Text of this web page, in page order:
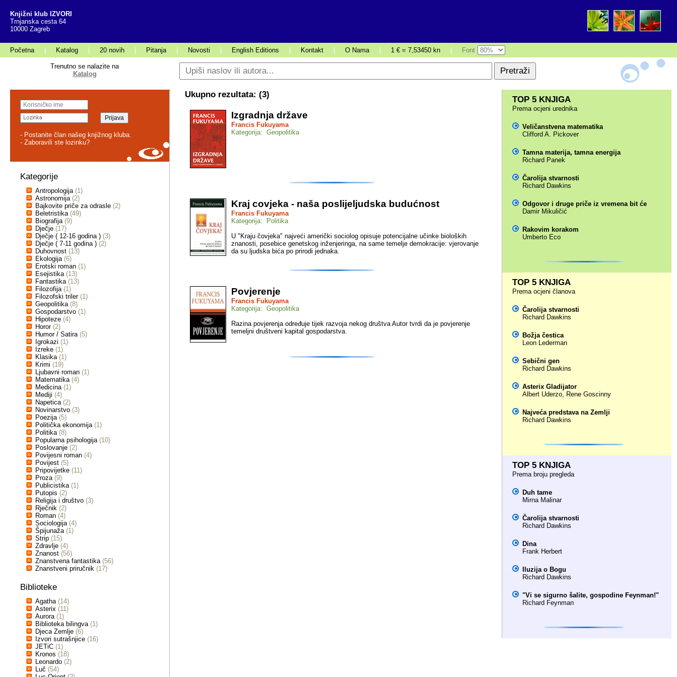
Knjižni klub IZVORI
Trnjanska cesta 64
10000 Zagreb
Početna Katalog 20 novih Pitanja Novosti English Editions Kontakt O Nama 1 € = 7,53450 kn Font
Trenutno se nalazite na
Katalog
- Postanite član našeg knjižnog kluba.
- Zaboravili ste lozinku?
Kategorije
Antropologija (1)
Astronomija (2)
Bajkovite priče za odrasle (2)
Beletristika (49)
Biografija (9)
Dječje (17)
Dječje ( 12-16 godina ) (3)
Dječje ( 7-11 godina ) (2)
Duhovnost (13)
Ekologija (6)
Erotski roman (1)
Esejistika (13)
Fantastika (13)
Filozofija (1)
Filozofski triler (1)
Geopolitika (8)
Gospodarstvo (1)
Hipoteze (4)
Horor (2)
Humor / Satira (5)
Igrokazi (1)
Izreke (1)
Klasika (1)
Krimi (19)
Ljubavni roman (1)
Matematika (4)
Medicina (1)
Mediji (4)
Napetica (2)
Novinarstvo (3)
Poezija (5)
Politička ekonomija (1)
Politika (8)
Popularna psihologija (10)
Poslovanje (2)
Povijesni roman (4)
Povijest (5)
Pripovijetke (11)
Proza (9)
Publicistika (1)
Putopis (2)
Religija i društvo (3)
Rječnik (2)
Roman (4)
Sociologija (4)
Špijunaža (1)
Strip (15)
Zdravlje (4)
Znanost (56)
Znanstvena fantastika (56)
Znanstveni priručnik (17)
Biblioteke
Agatha (14)
Asterix (11)
Aurora (1)
Biblioteka bilingva (1)
Djeca Zemlje (6)
Izvori sutrašnjice (16)
JETiC (1)
Kronos (18)
Leonardo (2)
Luč (54)
Ukupno rezultata: (3)
Izgradnja države
Francis Fukuyama
Kategorija: Geopolitika
Kraj covjeka - naša poslijeljudska budućnost
Francis Fukuyama
Kategorija: Politika
U "Kraju čovjeka" najveći američki sociolog opisuje potencijalne učinke bioloških
znanosti, posebice genetskog inženjeringa, na same temelje demokracije: vjerovanje
da su ljudska bića po prirodi jednaka.
Povjerenje
Francis Fukuyama
Kategorija: Geopolitika
Razina povjerenja određuje tijek razvoja nekog društva Autor tvrdi da je povjerenje
temeljni društveni kapital gospodarstva.
TOP 5 KNJIGA
Prema ocjeni urednika
Veličanstvena matematika
Clifford A. Pickover
Tamna materija, tamna energija
Richard Panek
Čarolija stvarnosti
Richard Dawkins
Odgovor i druge priče iz vremena bit će
Damir Mikuličić
Rakovim korakom
Umberto Eco
TOP 5 KNJIGA
Prema ocjeni članova
Čarolija stvarnosti
Richard Dawkins
Božja čestica
Leon Lederman
Sebični gen
Richard Dawkins
Asterix Gladijator
Albert Uderzo, Rene Goscinny
Najveća predstava na Zemlji
Richard Dawkins
TOP 5 KNJIGA
Prema broju pregleda
Duh tame
Mirna Malinar
Čarolija stvarnosti
Richard Dawkins
Dina
Frank Herbert
Iluzija o Bogu
Richard Dawkins
"Vi se sigurno šalite, gospodine Feynman!"
Richard Feynman